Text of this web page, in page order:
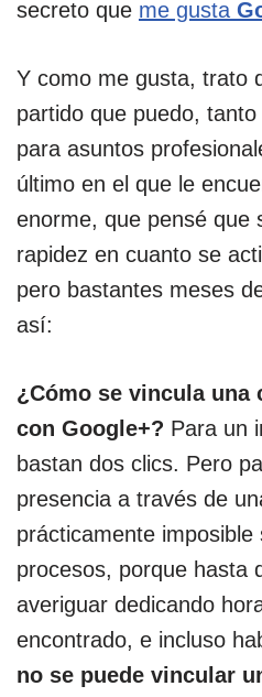
secreto que me gusta
Y como me gusta, trato
partido que puedo,
para asuntos
último en el que le
enorme, que pensé que
rapidez en cuanto se
pero bastantes meses
así:
¿Cómo se vincula una
con Google+? Para un
bastan dos clics. Pero
presencia a través de
prácticamente
procesos, porque hasta
averiguar dedicando
encontrado, e incluso
no se puede vincular